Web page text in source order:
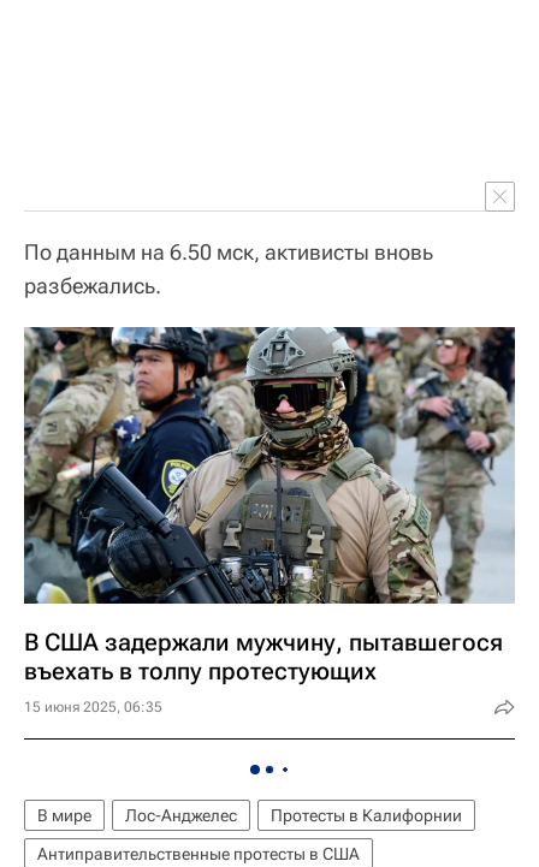
По данным на 6.50 мск, активисты вновь
разбежались.
В США задержали мужчину, пытавшегося
въехать в толпу протестующих
15 июня 2025, 06:35
В мире Лос-Анджелес
Протесты в Калифорнии
Антиправительственные протесты в США